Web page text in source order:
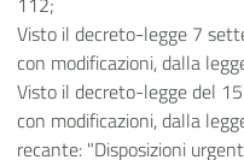
Visto il decreto-legge 7
con modificazioni, dalla
Visto il decreto-legge del
con modificazioni, dalla
recante: "Disposizioni